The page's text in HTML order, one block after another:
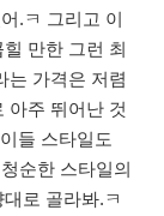
.ㅋ 그리고 이
만한 그런 최
는 가격은 저렴
아주 뛰어난 것
들 스타일도
순한 스타일의
로 골라봐.ㅋ